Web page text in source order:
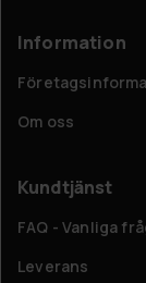
Information
Om oss
Kundtjänst
FAQ - Vanliga
Leverans